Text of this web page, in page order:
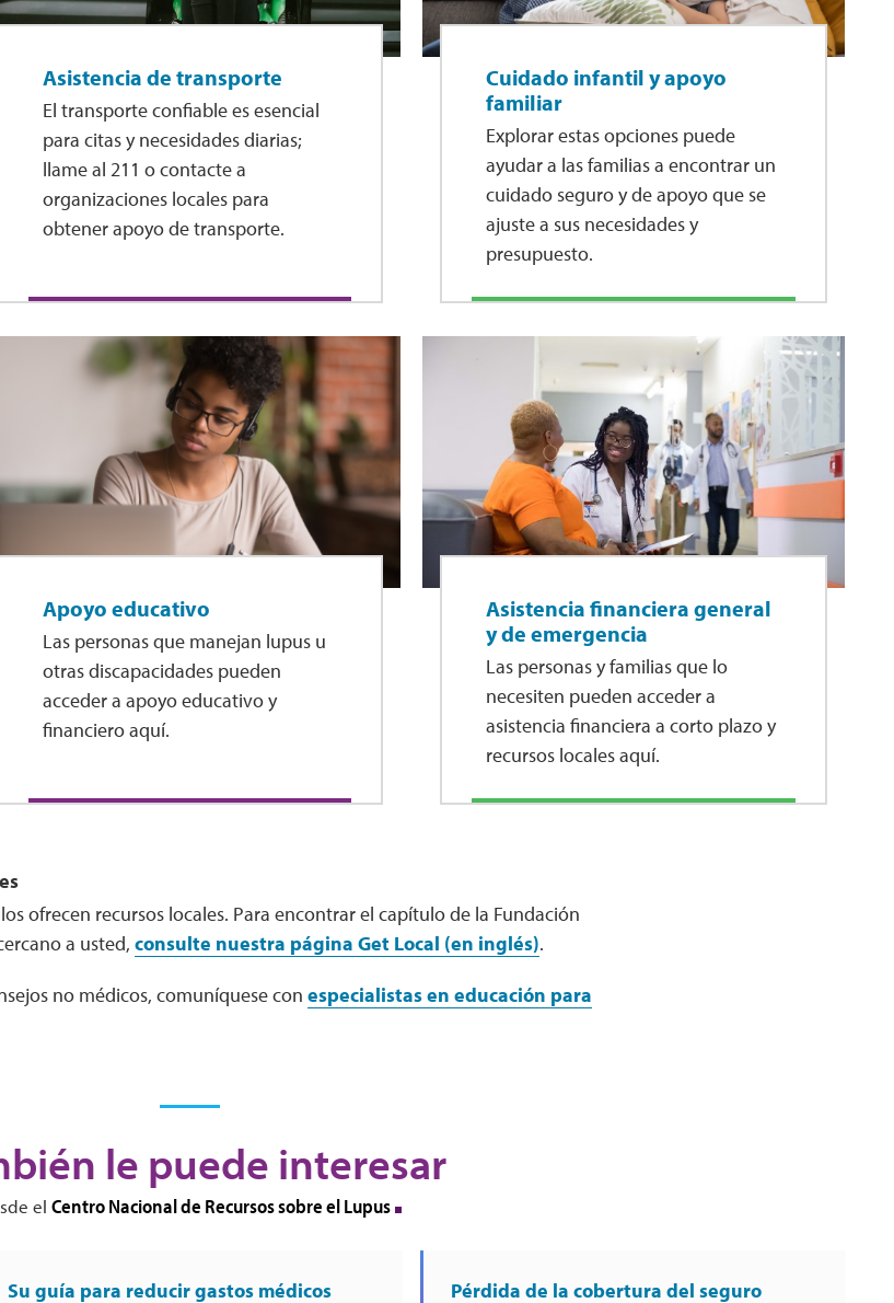
Asistencia de transporte
El transporte confiable es esencial
para citas y necesidades diarias;
llame al 211 o contacte a
organizaciones locales para
obtener apoyo de transporte.
Cuidado infantil y apoyo
familiar
Explorar estas opciones puede
ayudar a las familias a encontrar un
cuidado seguro y de apoyo que se
ajuste a sus necesidades y
presupuesto.
Apoyo educativo
Las personas que manejan lupus u
otras discapacidades pueden
acceder a apoyo educativo y
financiero aquí.
Asistencia financiera general
y de emergencia
Las personas y familias que lo
necesiten pueden acceder a
asistencia financiera a corto plazo y
recursos locales aquí.
ofrecen recursos locales. Para encontrar el capítulo de la Fundación
a usted, consulte nuestra página Get Local (en inglés).
no médicos, comuníquese con especialistas en educación para
le puede interesar
el Centro Nacional de Recursos sobre el Lupus
Su guía para reducir gastos médicos
Pérdida de la cobertura del seguro